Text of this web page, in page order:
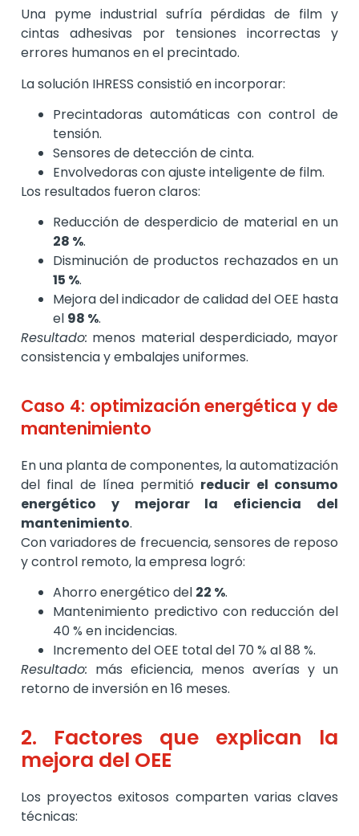
Una pyme industrial sufría pérdidas de film y
cintas adhesivas por tensiones incorrectas y
errores humanos en el precintado.
La solución IHRESS consistió en incorporar:
Precintadoras automáticas con control de
tensión.
Sensores de detección de cinta.
Envolvedoras con ajuste inteligente de film.
Los resultados fueron claros:
Reducción de desperdicio de material en un
28 %.
Disminución de productos rechazados en un
15 %.
Mejora del indicador de calidad del OEE hasta
el 98 %.
Resultado: menos material desperdiciado, mayor
consistencia y embalajes uniformes.
Caso 4: optimización energética y de
mantenimiento
En una planta de componentes, la automatización
del final de línea permitió reducir el consumo
energético y mejorar la eficiencia del
mantenimiento.
Con variadores de frecuencia, sensores de reposo
y control remoto, la empresa logró:
Ahorro energético del 22 %.
Mantenimiento predictivo con reducción del
40 % en incidencias.
Incremento del OEE total del 70 % al 88 %.
Resultado: más eficiencia, menos averías y un
retorno de inversión en 16 meses.
2. Factores que explican la
mejora del OEE
Los proyectos exitosos comparten varias claves
técnicas: